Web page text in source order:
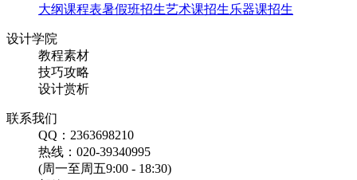
大纲课程表暑假班招生艺术课招生乐器课招生
设计学院
教程素材
技巧攻略
设计赏析
联系我们
QQ：2363698210
热线：020-39340995
(周一至周五9:00 - 18:30)